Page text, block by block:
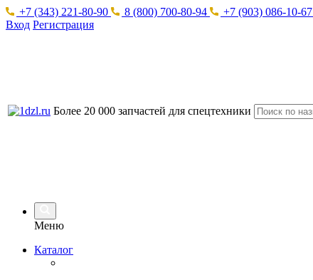
+7 (343) 221-80-90 8 (800) 700-80-94 +7 (903) 086-10-67
Вход Регистрация
Более 20 000 запчастей для спецтехники
Меню
Каталог